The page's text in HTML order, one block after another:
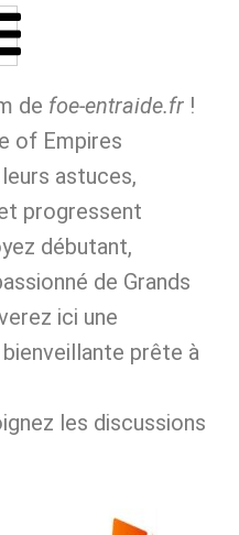
de foe‑entraide.fr!
of Empires
astuces,
progressent
débutant,
de Grands
ici une
prête à
les discussions